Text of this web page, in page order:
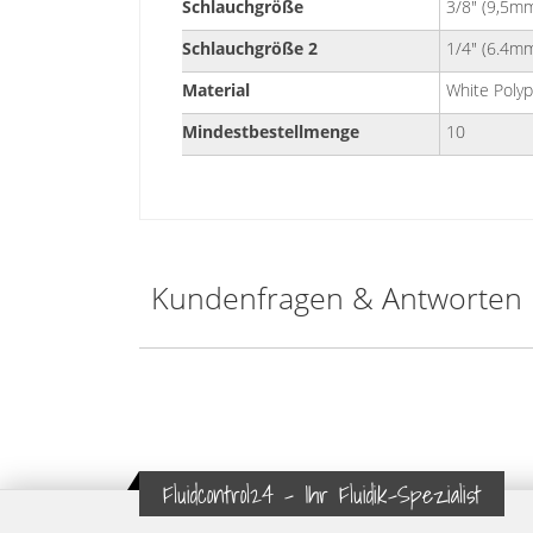
Schlauchgröße
3/8"
Schlauchgröße 2
1/4"
Material
White
Mindestbestellmenge
10
Kundenfragen & Antworten
Fluidcontrol24 - Ihr Fluidik-Spezialist